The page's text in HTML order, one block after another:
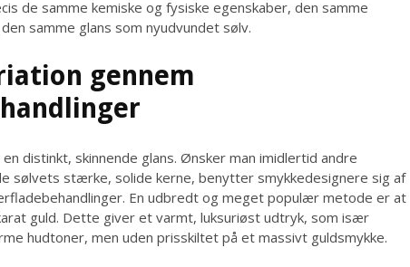
de samme kemiske og fysiske egenskaber, den samme
samme glans som nyudvundet sølv.
gennem
distinkt, skinnende glans. Ønsker man imidlertid andre
sølvets stærke, solide kerne, benytter smykkedesignere sig af
En udbredt og meget populær metode er at
guld. Dette giver et varmt, luksuriøst udtryk, som især
hudtoner, men uden prisskiltet på et massivt guldsmykke.